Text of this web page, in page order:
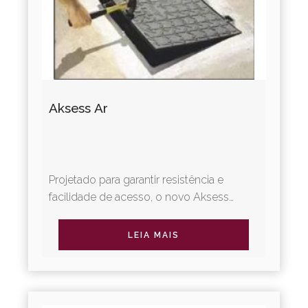
Aksess Ar
Projetado para garantir resistência e
facilidade de acesso, o novo Aksess
em 3 pontos que aumenta a...
LEIA MAIS